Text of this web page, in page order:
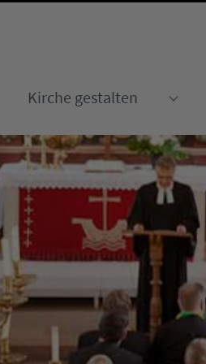
Kirche gestalten